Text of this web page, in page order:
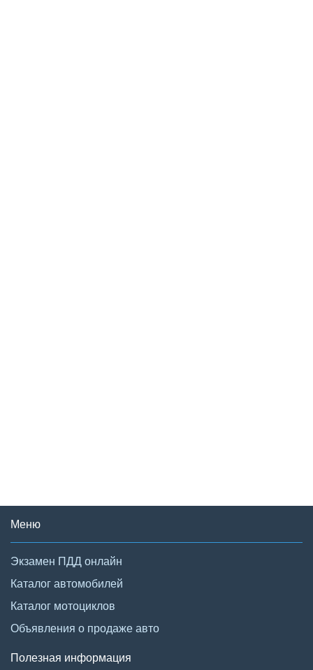
Меню
Экзамен ПДД онлайн
Каталог автомобилей
Каталог мотоциклов
Объявления о продаже авто
Полезная информация